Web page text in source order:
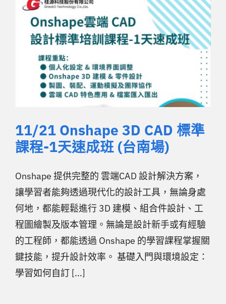
11/21 Onshape 3D CAD 標準
課程-1天速成班 (台南場)
Onshape 提供完整的 雲端CAD 設計解決方案，
讓學習者能夠透過現代化的設計工具，無論身處
何地，都能輕鬆進行 3D 建模、組合件設計、工
程圖繪製及版本管理。無論是設計新手或有經驗
的工程師，都能透過 Onshape 的學習課程掌握關
鍵技能，提升設計效率。 基礎入門與環境設定：
學習如何自訂 [...]